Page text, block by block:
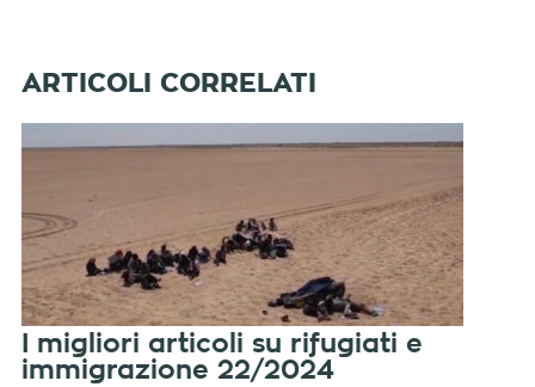
I migliori articoli su rifugiati e
immigrazione 22/2024